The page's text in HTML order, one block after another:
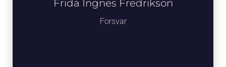
Frida Ingnes Fredrikson
Forsvar